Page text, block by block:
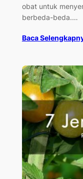
obat untuk
berbeda-beda.…
Baca